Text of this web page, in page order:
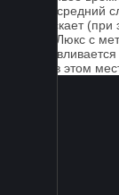
имеет средний
пропускает
серии Люкс с
ковра в этом